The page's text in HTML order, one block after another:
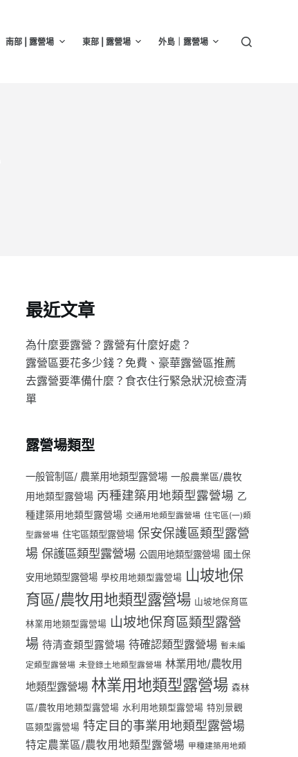
南部 | 露營場 東部 | 露營場 外島｜露營場
最近文章
為什麼要露營？露營有什麼好處？
露營區要花多少錢？免費、豪華露營區推薦
去露營要準備什麼？食衣住行緊急狀況檢查清
單
露營場類型
一般管制區/ 農業用地類型露營場 一般農業區/農牧
用地類型露營場 丙種建築用地類型露營場 乙
種建築用地類型露營場 交通用地類型露營場 住宅區(一)類
型露營場 住宅區類型露營場 保安保護區類型露營
場 保護區類型露營場 公園用地類型露營場 國土保
安用地類型露營場 學校用地類型露營場 山坡地保
育區/農牧用地類型露營場 山坡地保育區
林業用地類型露營場 山坡地保育區類型露營
場 待清查類型露營場 待確認類型露營場 暫未編
定類型露營場 未登錄土地類型露營場 林業用地/農牧用
地類型露營場 林業用地類型露營場 森林
區/農牧用地類型露營場 水利用地類型露營場 特別景觀
區類型露營場 特定目的事業用地類型露營場
特定農業區/農牧用地類型露營場 甲種建築用地類